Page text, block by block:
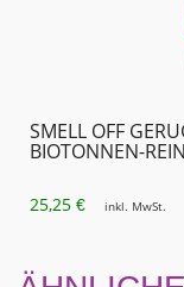
SMELL OFF
BIOTONNEN-
25,25 € inkl. MwSt.